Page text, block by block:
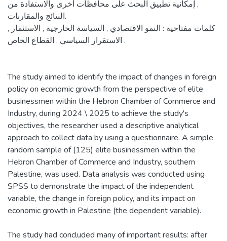
, إمكانية تطبيق البحث على محافظات أخرى والاستفادة من
النتائج والمقارنات.
كلمات مفتاحية : النمو الاقتصادي , السياسة الخارجية , الاستثمار ,
الاستقرار السياسي , القطاع الخاص .
The study aimed to identify the impact of changes in foreign
policy on economic growth from the perspective of elite
businessmen within the Hebron Chamber of Commerce and
Industry, during 2024 \ 2025 to achieve the study's
objectives, the researcher used a descriptive analytical
approach to collect data by using a questionnaire. A simple
random sample of (125) elite businessmen within the
Hebron Chamber of Commerce and Industry, southern
Palestine, was used. Data analysis was conducted using
SPSS to demonstrate the impact of the independent
variable, the change in foreign policy, and its impact on
economic growth in Palestine (the dependent variable).
The study had concluded many of important results: after